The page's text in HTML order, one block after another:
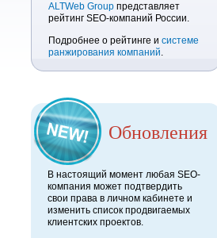
ALTWeb Group представляет
рейтинг SEO-компаний России.
Подробнее о рейтинге и системе
ранжирования компаний.
Обновления
В настоящий момент любая SEO-
компания может подтвердить
свои права в личном кабинете и
изменить список продвигаемых
клиентских проектов.